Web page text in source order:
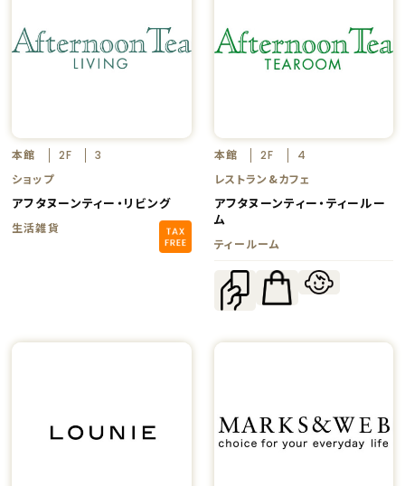
本館 2F
3
ショップ
アフタヌーンティー・リビング
生活雑貨
本館 2F
4
レストラン&カフェ
アフタヌーンティー・ティールー
ム
ティールーム